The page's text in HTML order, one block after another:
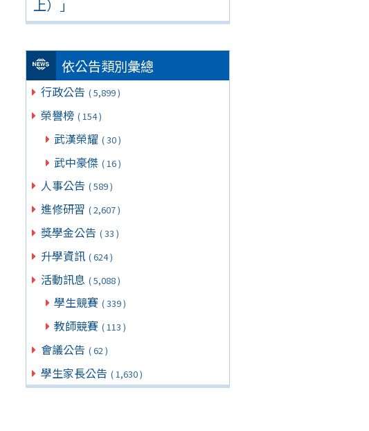
上）」
依公告類別彙總
行政公告 ( 5,899 )
榮譽榜 ( 154 )
武漢榮耀 ( 30 )
武中豪傑 ( 16 )
人事公告 ( 589 )
進修研習 ( 2,607 )
獎學金公告 ( 33 )
升學資訊 ( 624 )
活動訊息 ( 5,088 )
學生競賽 ( 339 )
教師競賽 ( 113 )
會議公告 ( 62 )
學生家長公告 ( 1,630 )